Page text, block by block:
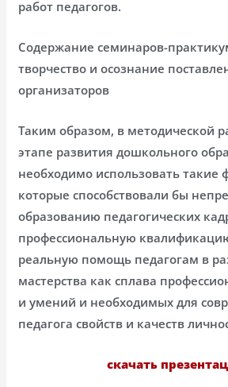
работ педагогов.
Содержание семинаров-
творчество и осознание
организаторов
Таким образом, в методической
этапе развития дошкольного
необходимо использовать такие
которые способствовали бы
образованию педагогических
профессиональную
реальную помощь педагогам в
мастерства как сплава
и умений и необходимых для
педагога свойств и качеств
скачать